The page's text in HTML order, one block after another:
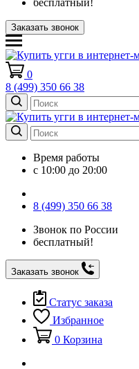
бесплатный!
Заказать звонок
0
8 (499) 350 66 38
Время работы
с 10:00 до 20:00
8 (499) 350 66 38
Звонок по России
бесплатный!
Заказать звонок
Статус заказа
Избранное
0 Корзина